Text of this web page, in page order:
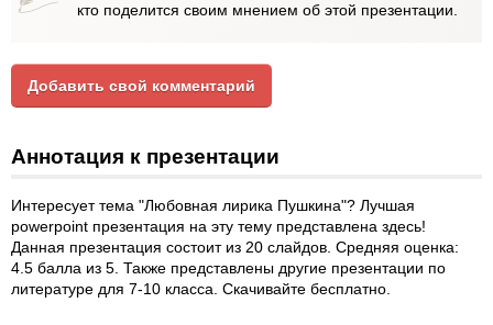
кто поделится своим мнением об этой презентации.
Добавить свой комментарий
Аннотация к презентации
Интересует тема "Любовная лирика Пушкина"? Лучшая
powerpoint презентация на эту тему представлена здесь!
Данная презентация состоит из 20 слайдов. Средняя оценка:
4.5 балла из 5. Также представлены другие презентации по
литературе для 7-10 класса. Скачивайте бесплатно.